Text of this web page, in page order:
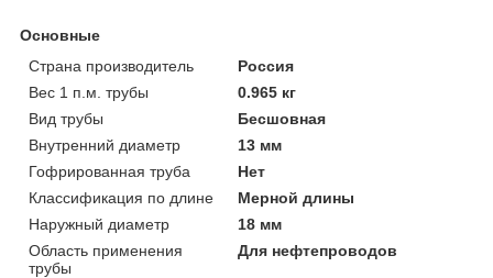
Основные
Страна производитель
Россия
Вес 1 п.м. трубы
0.965 кг
Вид трубы
Бесшовная
Внутренний диаметр
13 мм
Гофрированная труба
Нет
Классификация по длине
Мерной длины
Наружный диаметр
18 мм
Область применения
трубы
Для нефтепроводов